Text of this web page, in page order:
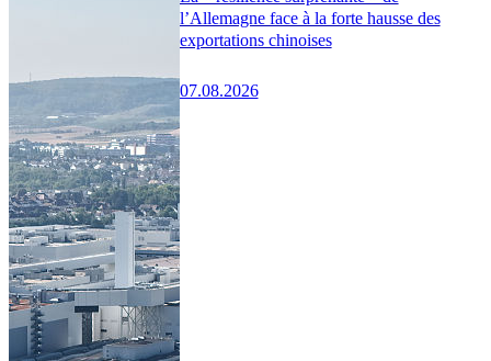
l’Allemagne face à la forte hausse des
exportations chinoises
07.08.2026